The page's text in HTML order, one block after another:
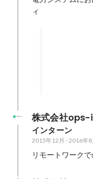
ィ
株式会社
インターン
2015年12月 -2016年8
リモートワーク